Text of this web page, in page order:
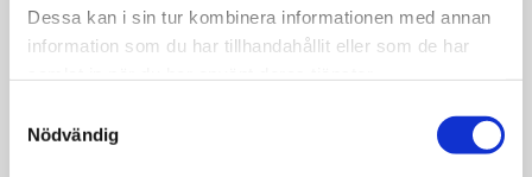
Dessa kan i sin tur kombinera informationen med annan
information som du har tillhandahållit eller som de har
Nödvändig